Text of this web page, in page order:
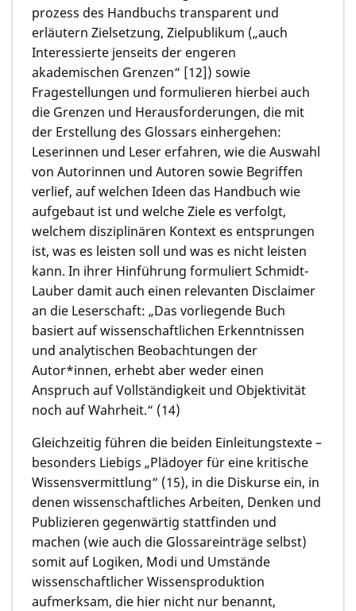
prozess des Handbuchs transparent und
erläutern Zielsetzung, Zielpublikum („auch
Interessierte jenseits der engeren
akademischen Grenzen“ [12]) sowie
Fragestellungen und formulieren hierbei auch
die Grenzen und Herausforderungen, die mit
der Erstellung des Glossars einhergehen:
Leserinnen und Leser erfahren, wie die Auswahl
von Autorinnen und Autoren sowie Begriffen
verlief, auf welchen Ideen das Handbuch wie
aufgebaut ist und welche Ziele es verfolgt,
welchem disziplinären Kontext es entsprungen
ist, was es leisten soll und was es nicht leisten
kann. In ihrer Hinführung formuliert Schmidt-
Lauber damit auch einen relevanten Disclaimer
an die Leserschaft: „Das vorliegende Buch
basiert auf wissenschaftlichen Erkenntnissen
und analytischen Beobachtungen der
Autor*innen, erhebt aber weder einen
Anspruch auf Vollständigkeit und Objektivität
noch auf Wahrheit.“ (14)
Gleichzeitig führen die beiden Einleitungstexte –
besonders Liebigs „Plädoyer für eine kritische
Wissensvermittlung“ (15), in die Diskurse ein, in
denen wissenschaftliches Arbeiten, Denken und
Publizieren gegenwärtig stattfinden und
machen (wie auch die Glossareinträge selbst)
somit auf Logiken, Modi und Umstände
wissenschaftlicher Wissensproduktion
aufmerksam, die hier nicht nur benannt,